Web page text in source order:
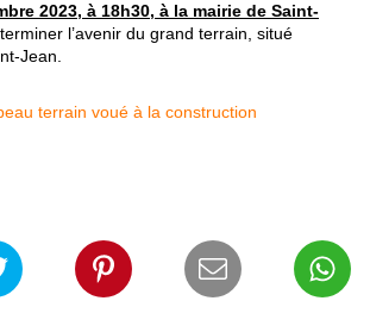
2023, à 18h30, à la mairie de Saint-
l’avenir du grand terrain, situé
Jean.